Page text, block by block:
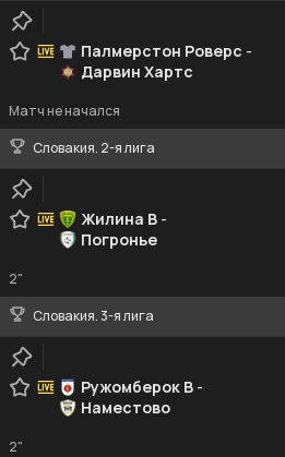
Палмерстон Роверс -
Дарвин Хартс
Матч не начался
Словакия. 2-я лига
Жилина B -
Погронье
2"
Словакия. 3-я лига
Ружомберок B -
Наместово
2"